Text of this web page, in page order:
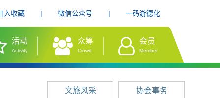
入收藏 | 微信公众号 | 一码游德化
活动
Activity
众筹
Crowd
会员
Member
文旅风采 协会事务